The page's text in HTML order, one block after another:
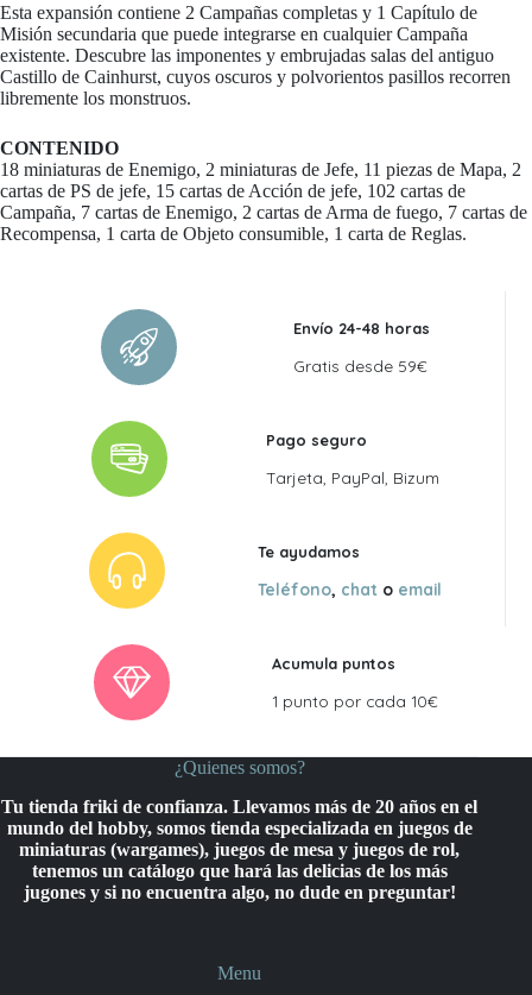
Esta expansión contiene 2 Campañas completas y 1 Capítulo de
Misión secundaria que puede integrarse en cualquier Campaña
existente. Descubre las imponentes y embrujadas salas del antiguo
Castillo de Cainhurst, cuyos oscuros y polvorientos pasillos recorren
libremente los monstruos.
CONTENIDO
18 miniaturas de Enemigo, 2 miniaturas de Jefe, 11 piezas de Mapa, 2
cartas de PS de jefe, 15 cartas de Acción de jefe, 102 cartas de
Campaña, 7 cartas de Enemigo, 2 cartas de Arma de fuego, 7 cartas de
Recompensa, 1 carta de Objeto consumible, 1 carta de Reglas.
Envío 24-48 horas
Gratis desde 59€
Pago seguro
Tarjeta, PayPal, Bizum
Te ayudamos
Teléfono, chat o email
Acumula puntos
1 punto por cada 10€
¿Quienes somos?
Tu tienda friki de confianza. Llevamos más de 20 años en el
mundo del hobby, somos tienda especializada en juegos de
miniaturas (wargames), juegos de mesa y juegos de rol,
tenemos un catálogo que hará las delicias de los más
jugones y si no encuentra algo, no dude en preguntar!
Menu